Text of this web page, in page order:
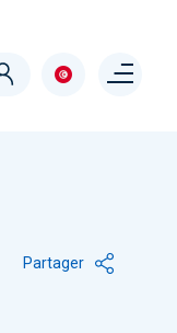
Menu right
Partager